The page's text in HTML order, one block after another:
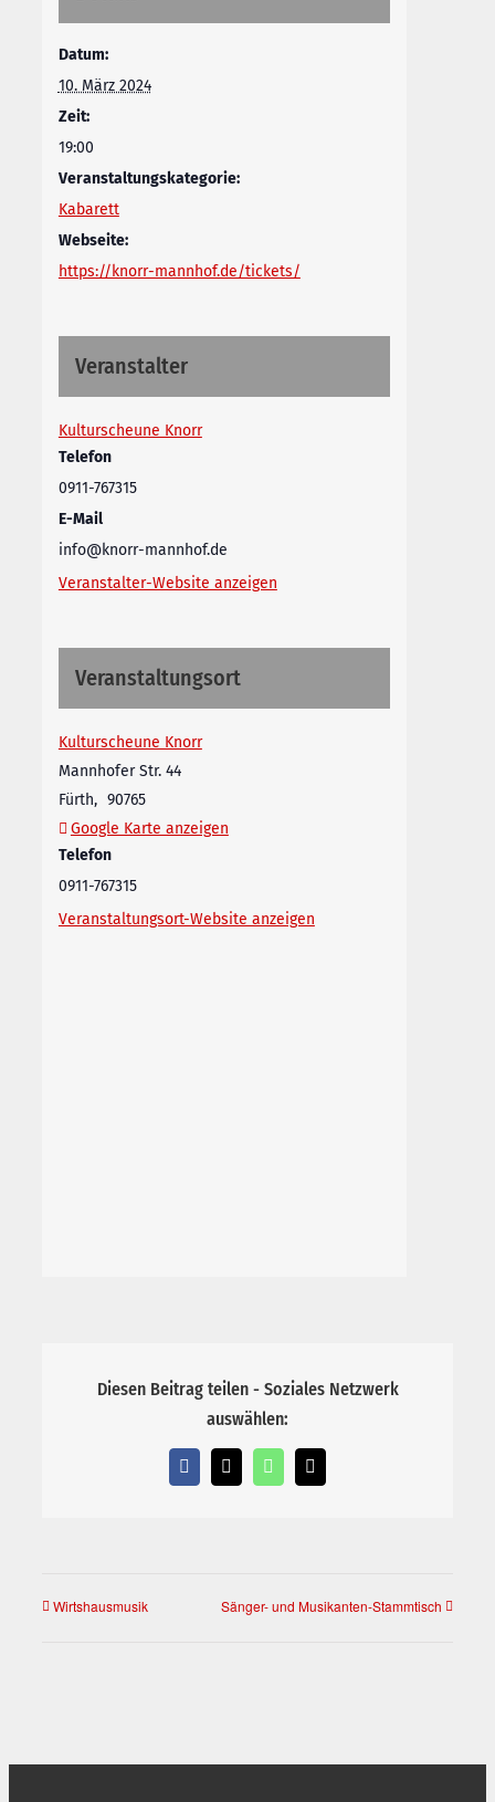
Datum:
10. März 2024
Zeit:
19:00
Veranstaltungskategorie:
Kabarett
Webseite:
https://knorr-mannhof.de/tickets/
Veranstalter
Kulturscheune Knorr
Telefon
0911-767315
E-Mail
info@knorr-mannhof.de
Veranstalter-Website anzeigen
Veranstaltungsort
Kulturscheune Knorr
Mannhofer Str. 44
Fürth, 90765
Google Karte anzeigen
Telefon
0911-767315
Veranstaltungsort-Website anzeigen
Diesen Beitrag teilen - Soziales Netzwerk
auswählen:
Facebook
X WhatsApp
E-
Mail
Wirtshausmusik Sänger- und Musikanten-Stammtisch